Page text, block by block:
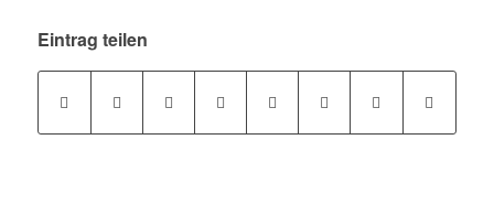
Eintrag teilen